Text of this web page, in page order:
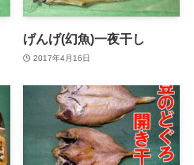
げんげ(幻魚)一夜干し
2017年4月16日